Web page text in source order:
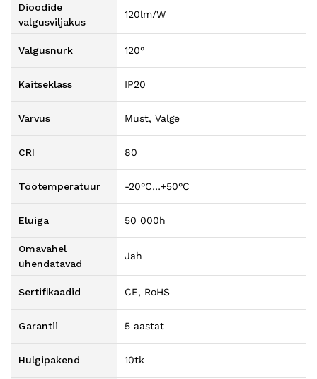
Dioodide
valgusviljakus
120lm/W
Valgusnurk 120°
Kaitseklass IP20
Värvus Must, Valge
CRI 80
Töötemperatuur -20°C…+50°C
Eluiga 50 000h
Omavahel
ühendatavad
Jah
Sertifikaadid CE, RoHS
Garantii 5 aastat
Hulgipakend 10tk